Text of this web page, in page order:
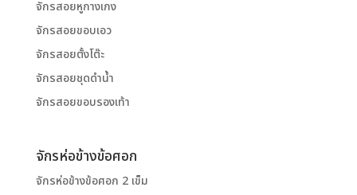
จักรสอยหูกางเกง
จักรสอยขอบเอว
จักรสอยตั้งโต๊ะ
จักรสอยชุดดำน้ำ
จักรสอยขอบรองเท้า
จักรห่อข้างข้อศอก
จักรห่อข้างข้อศอก 2 เข็ม